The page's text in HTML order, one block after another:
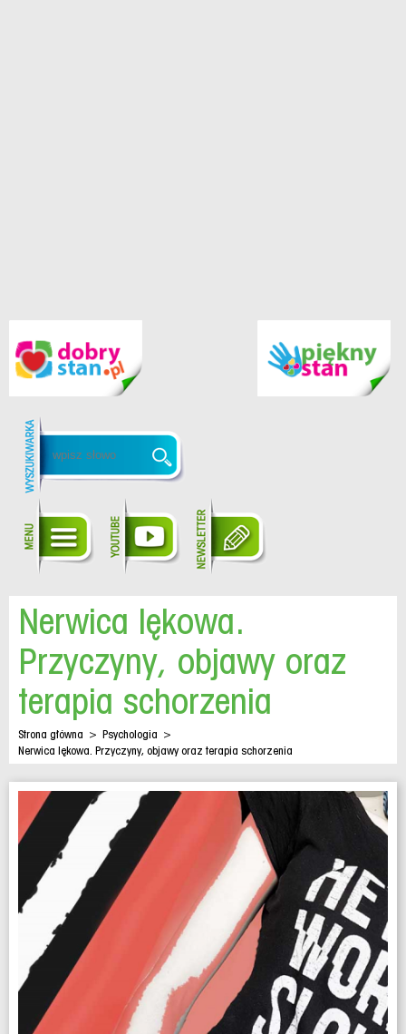
Nerwica lękowa.
Przyczyny, objawy oraz
terapia schorzenia
Strona główna > Psychologia >
Nerwica lękowa. Przyczyny, objawy oraz terapia schorzenia